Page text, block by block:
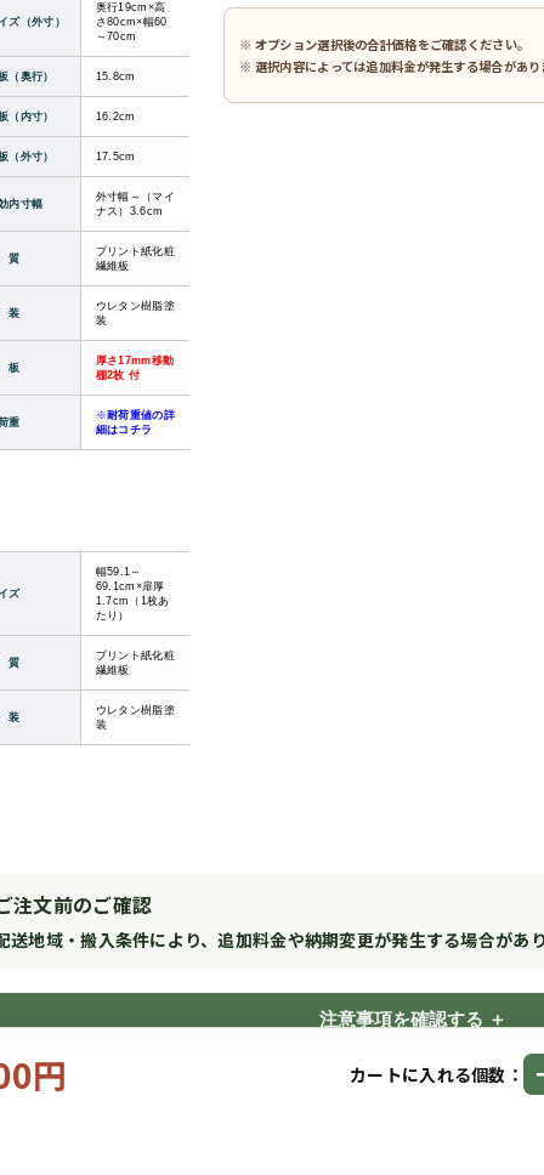
ズ（外寸）
奥行19cm×高
さ80cm×幅60
～70cm
（奥行） 15.8cm
（内寸） 16.2cm
（外寸） 17.5cm
内寸幅
外寸幅～（マイ
ナス）3.6cm
質
プリント紙化粧
繊維板
装
ウレタン樹脂塗
装
板
厚さ17mm移動
棚2枚 付
重
※耐荷重値の詳
細はコチラ
ズ
幅59.1～
69.1cm×扉厚
1.7cm（1枚あ
たり）
質
プリント紙化粧
繊維板
装
ウレタン樹脂塗
装
※ オプション選択後の合計価格をご確認ください。
※ 選択内容によっては追加料金が発生する場合があり
円 カートに入れる個数：
注文前のご確認
送地域・搬入条件により、追加料金や納期変更が発生する場合があり
注意事項を確認する